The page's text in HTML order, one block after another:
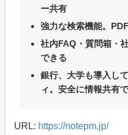
ー共有
強力な検索機能。
社内FAQ・質問箱・
できる
銀行、大学も導入し
ィ。安全に情報共有
URL: https://notepm.jp/